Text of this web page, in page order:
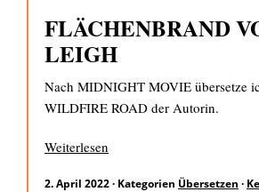
FLÄCHENBRAND
LEIGH
Nach MIDNIGHT MOVIE übersetze
WILDFIRE ROAD der Autorin.
Weiterlesen
2. April 2022· Kategorien Übersetzen ·